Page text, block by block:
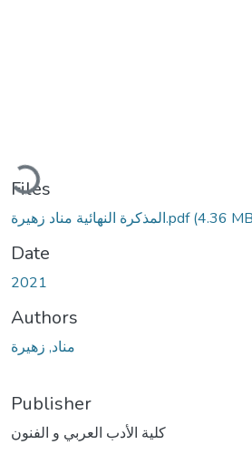
Files
المذكرة النهائية مناد زهيرة.pdf(4.36
Date
2021
Authors
مناد, زهيرة
Publisher
كلية الأدب العربي و الفنون